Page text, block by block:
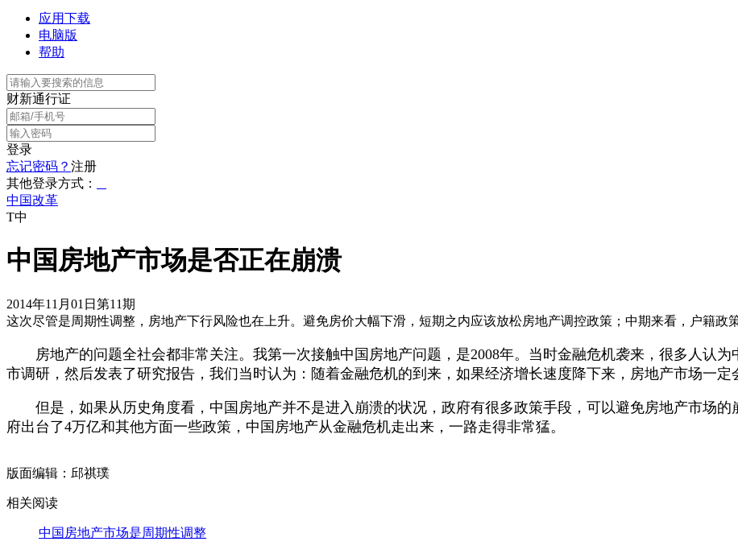
应用下载
电脑版
帮助
财新通行证
登录
忘记密码？ 注册
其他登录方式：
中国改革
T中
中国房地产市场是否正在崩溃
2014年11月01日第11期
这次尽管是周期性调整，房地产下行风险也在上升。避免房价大幅下滑，短期之内应该放松房地产调控政策；中期来看，户籍政
房地产的问题全社会都非常关注。我第一次接触中国房地产问题，是2008年。当时金融危机袭来，很多人认为
市调研，然后发表了研究报告，我们当时认为：随着金融危机的到来，如果经济增长速度降下来，房地产市场一定
但是，如果从历史角度看，中国房地产并不是进入崩溃的状况，政府有很多政策手段，可以避免房地产市场的
府出台了4万亿和其他方面一些政策，中国房地产从金融危机走出来，一路走得非常猛。
版面编辑：邱祺璞
相关阅读
中国房地产市场是周期性调整